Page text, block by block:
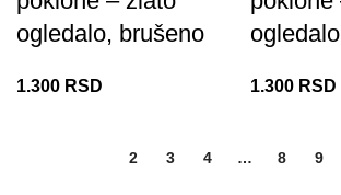
ogledalo, brušeno
1.300 RSD 1.300 RSD
2 3 4 … 8 9